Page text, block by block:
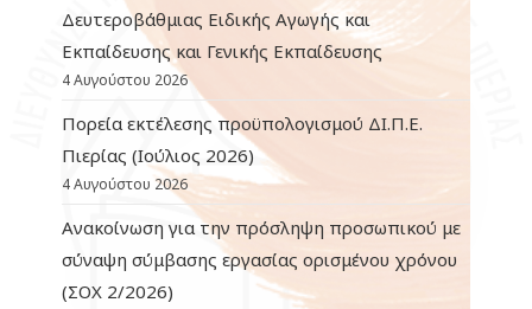
Δευτεροβάθμιας Ειδικής Αγωγής και
Εκπαίδευσης και Γενικής Εκπαίδευσης
4 Αυγούστου 2026
Πορεία εκτέλεσης προϋπολογισμού ΔΙ.Π.Ε.
Πιερίας (Ιούλιος 2026)
4 Αυγούστου 2026
Ανακοίνωση για την πρόσληψη προσωπικού με
σύναψη σύμβασης εργασίας ορισμένου χρόνου
(ΣΟΧ 2/2026)